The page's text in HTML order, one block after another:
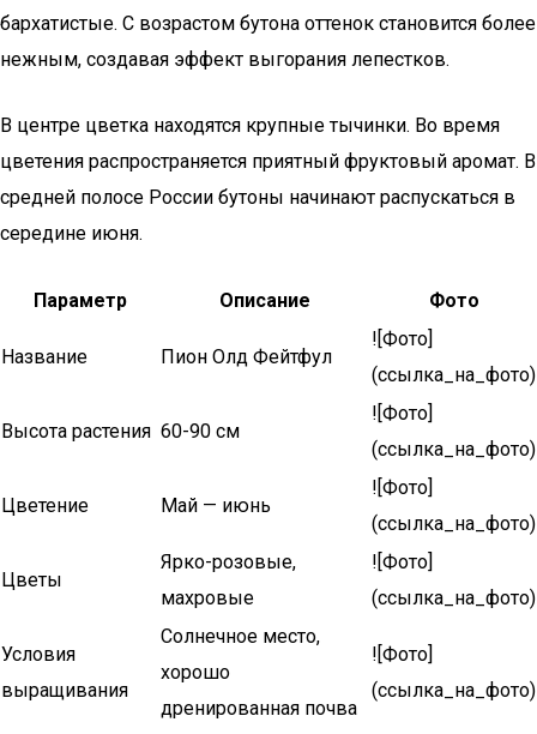
бархатистые. С возрастом бутона оттенок становится более
нежным, создавая эффект выгорания лепестков.
В центре цветка находятся крупные тычинки. Во время
цветения распространяется приятный фруктовый аромат. В
средней полосе России бутоны начинают распускаться в
середине июня.
Параметр Описание Фото
Название Пион Олд Фейтфул
![Фото]
(ссылка_на_фото)
Высота растения 60-90 см
![Фото]
(ссылка_на_фото)
Цветение Май — июнь
![Фото]
(ссылка_на_фото)
Цветы
Ярко-розовые,
махровые
![Фото]
(ссылка_на_фото)
Условия
выращивания
Солнечное место,
хорошо
дренированная почва
![Фото]
(ссылка_на_фото)